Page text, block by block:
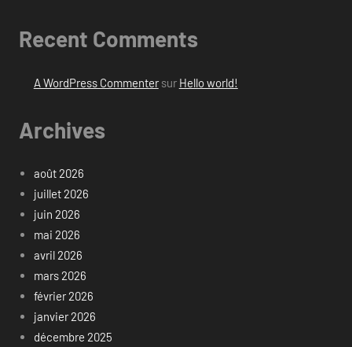
Recent Comments
A WordPress Commentersur Hello world!
Archives
août 2026
juillet 2026
juin 2026
mai 2026
avril 2026
mars 2026
février 2026
janvier 2026
décembre 2025